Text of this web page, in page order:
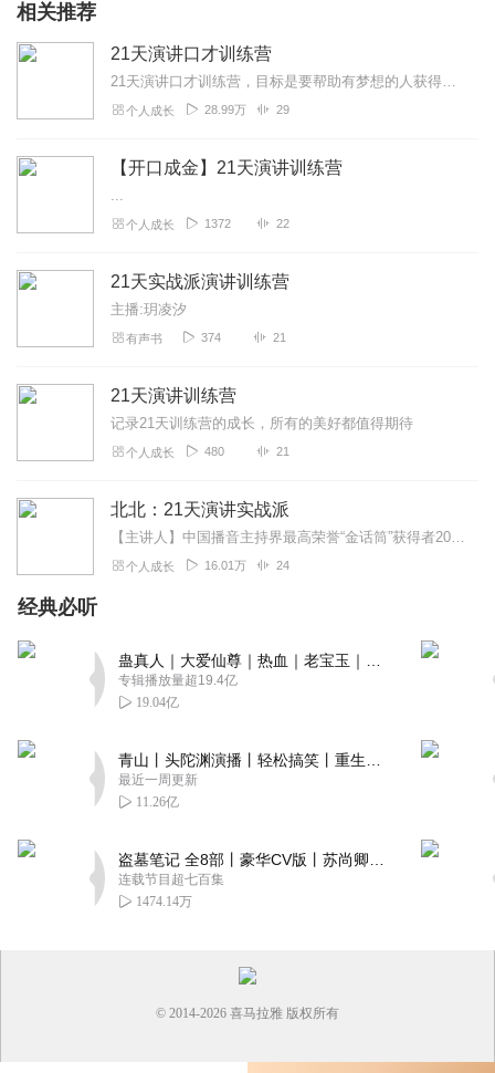
相关推荐
21天演讲口才训练营
21天演讲口才训练营，目标是要帮助有梦想的人获得演讲与口才的能力。
个人成长 28.99万 29
【开口成金】21天演讲训练营
...
个人成长 1372 22
21天实战派演讲训练营
主播:玥凌汐
有声书 374 21
21天演讲训练营
记录21天训练营的成长，所有的美好都值得期待
个人成长 480 21
北北：21天演讲实战派
【主讲人】中国播音主持界最高荣誉“金话筒”获得者20年演讲实战经验，16年国家级新闻主播经历帮2万＋学员，实现从小白到演讲高手的蜕变绝大多数人，都有这样的体会：...
个人成长 16.01万 24
经典必听
专辑播放量超19.4亿
19.04亿
最近一周更新
11.26亿
连载节目超七百集
1474.14万
© 2014-2026 喜马拉雅 版权所有